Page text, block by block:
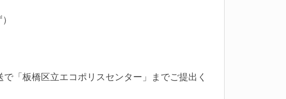
「板橋区立エコポリスセンター」までご提出く